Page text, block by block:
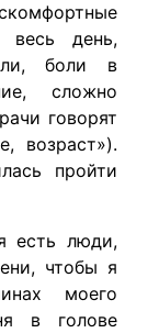
день,
боли в
сложно
говорят
возраст»).
пройти
есть люди,
чтобы я
моего
в голове